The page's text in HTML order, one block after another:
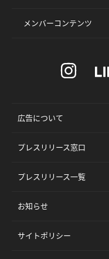
メンバーコンテンツ
広告について
プレスリリース窓口
プレスリリース一覧
お知らせ
サイトポリシー